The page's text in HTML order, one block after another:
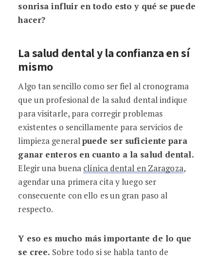
sonrisa influir en todo esto y qué se puede
hacer?
La salud dental y la confianza en sí
mismo
Algo tan sencillo como ser fiel al cronograma
que un profesional de la salud dental indique
para visitarle, para corregir problemas
existentes o sencillamente para servicios de
limpieza generalpuede ser suficiente para
ganar enteros en cuanto a la salud dental.
Elegir una buena clínica dental en Zaragoza,
agendar una primera cita y luego ser
consecuente con ello es un gran paso al
respecto.
Y eso es mucho más importante de lo que
se cree. Sobre todo si se habla tanto de